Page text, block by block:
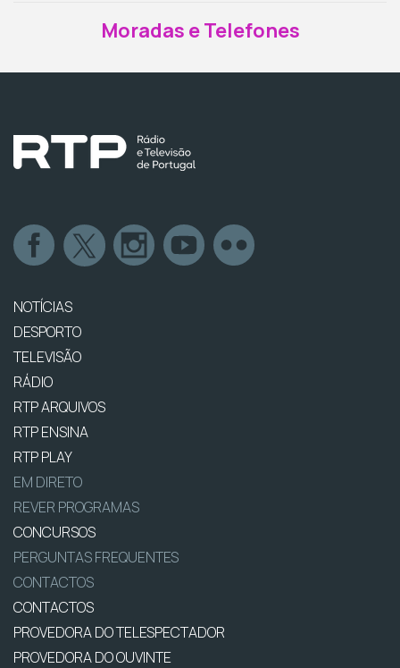
Moradas e Telefones
NOTÍCIAS
DESPORTO
TELEVISÃO
RÁDIO
RTP ARQUIVOS
RTP ENSINA
RTP PLAY
EM DIRETO
REVER PROGRAMAS
CONCURSOS
PERGUNTAS FREQUENTES
CONTACTOS
CONTACTOS
PROVEDORA DO TELESPECTADOR
PROVEDORA DO OUVINTE